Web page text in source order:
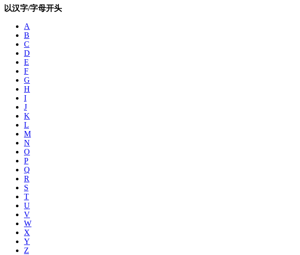
以汉字/字母开头
A
B
C
D
E
F
G
H
I
J
K
L
M
N
O
P
Q
R
S
T
U
V
W
X
Y
Z